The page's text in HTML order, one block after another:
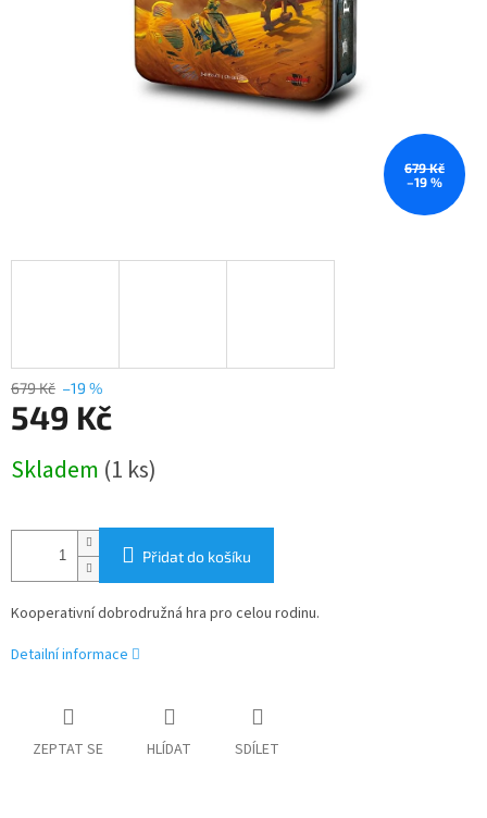
679 Kč
–19 %
679 Kč –19 %
549 Kč
cena:
Skladem (1 ks)
Přidat do košíku
Kooperativní dobrodružná hra pro celou rodinu.
Detailní informace
ZEPTAT SE HLÍDAT SDÍLET